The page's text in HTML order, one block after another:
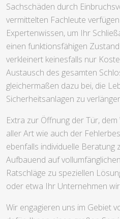
Sachschäden durch
vermittelten Fachleute
Expertenwissen, um Ihr
einen funktionsfähigen
verkleinert keinesfalls nur
Austausch des gesamten
gleichermaßen dazu bei, die
Sicherheitsanlagen zu
Extra zur Öffnung der Tür,
aller Art wie auch der
ebenfalls individuelle Beratung
Aufbauend auf
Ratschläge zu speziellen
oder etwa Ihr Unternehmen
Wir engagieren uns im Gebiet